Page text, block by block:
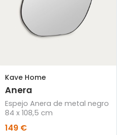
Kave Home
Anera
Espejo Anera de metal negro
84 x 108,5 cm
149 €